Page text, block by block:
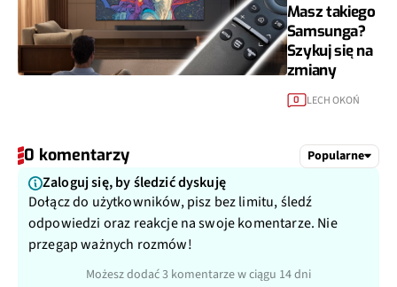
Masz takiego
Samsunga?
Szykuj się na
zmiany
0 LECH OKOŃ
0 komentarzy Popularne
Zaloguj się, by śledzić dyskuję
Dołącz do użytkowników, pisz bez limitu, śledź
odpowiedzi oraz reakcje na swoje komentarze. Nie
przegap ważnych rozmów!
Możesz dodać 3 komentarze w ciągu 14 dni